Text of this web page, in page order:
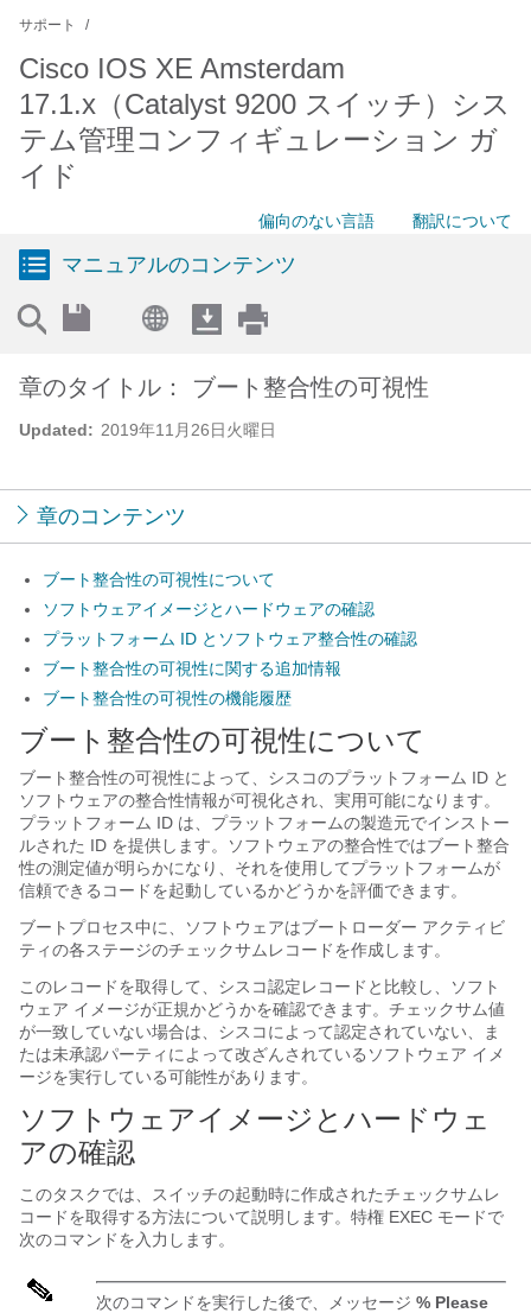
サポート
Cisco IOS XE Amsterdam
17.1.x（Catalyst 9200 スイッチ）シス
テム管理コンフィギュレーション ガ
イド
偏向のない言語 翻訳について
マニュアルのコンテンツ
Updated: 2019年11月26日火曜日
章のタイトル： ブート整合性の可視性
章のコンテンツ
ブート整合性の可視性について
ソフトウェアイメージとハードウェアの確認
プラットフォーム ID とソフトウェア整合性の確認
ブート整合性の可視性に関する追加情報
ブート整合性の可視性の機能履歴
ブート整合性の可視性について
ブート整合性の可視性によって、シスコのプラットフォーム ID と
ソフトウェアの整合性情報が可視化され、実用可能になります。
プラットフォーム ID は、プラットフォームの製造元でインストー
ルされた ID を提供します。ソフトウェアの整合性ではブート整合
性の測定値が明らかになり、それを使用してプラットフォームが
信頼できるコードを起動しているかどうかを評価できます。
ブートプロセス中に、ソフトウェアはブートローダー アクティビ
ティの各ステージのチェックサムレコードを作成します。
このレコードを取得して、シスコ認定レコードと比較し、ソフト
ウェア イメージが正規かどうかを確認できます。チェックサム値
が一致していない場合は、シスコによって認定されていない、ま
たは未承認パーティによって改ざんされているソフトウェア イメ
ージを実行している可能性があります。
ソフトウェアイメージとハードウェ
アの確認
このタスクでは、スイッチの起動時に作成されたチェックサムレ
コードを取得する方法について説明します。特権 EXEC モードで
次のコマンドを入力します。
次のコマンドを実行した後で、メッセージ % Please